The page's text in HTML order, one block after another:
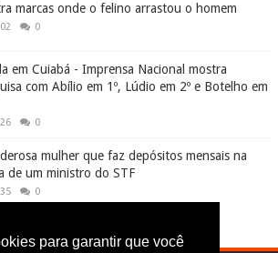
para garantir que você
marcas onde o felino arrastou o homem
0
em Cuiabá - Imprensa Nacional mostra
com Abílio em 1º, Lúdio em 2º e Botelho em
0
mulher que faz depósitos mensais na
de um ministro do STF
0